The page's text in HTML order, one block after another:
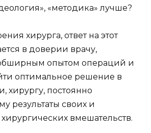
«методика» лучше?
хирурга, ответ на этот
в доверии врачу,
опытом операций и
оптимальное решение в
хирургу, постоянно
результаты своих и
вмешательств.